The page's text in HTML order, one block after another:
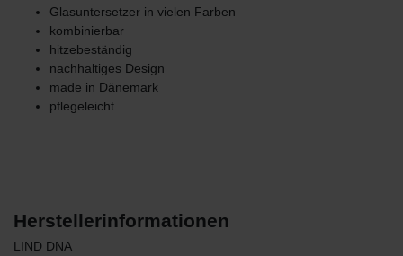
Glasuntersetzer in vielen Farben
kombinierbar
hitzebeständig
nachhaltiges Design
made in Dänemark
pflegeleicht
Herstellerinformationen
LIND DNA